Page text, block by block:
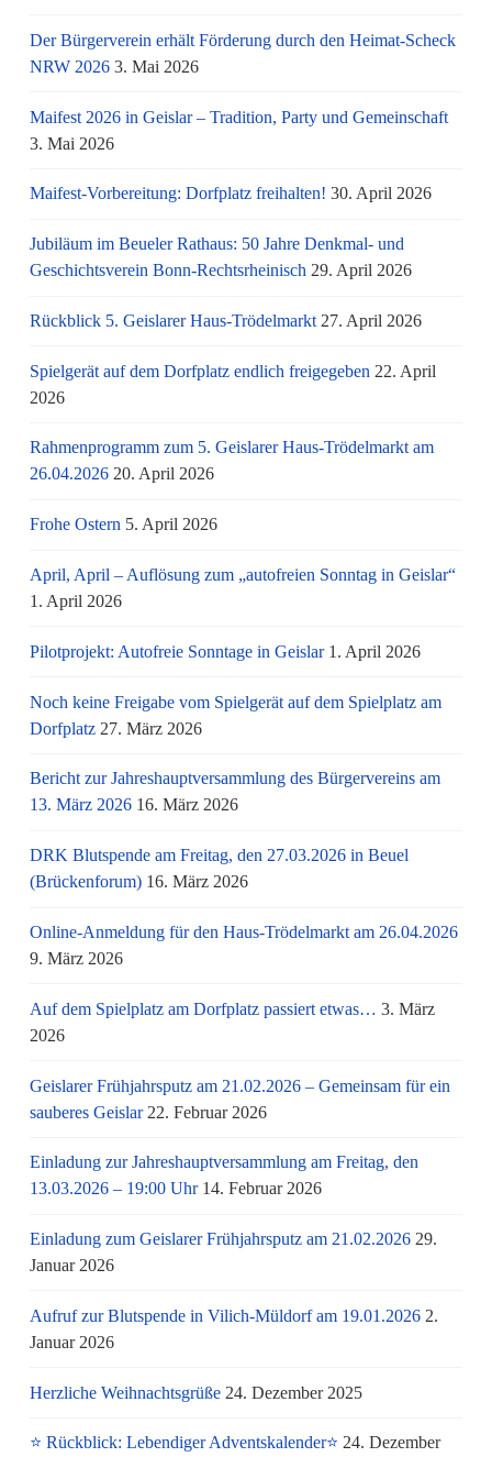
Der Bürgerverein erhält Förderung durch den Heimat-Scheck
NRW 2026 3. Mai 2026
Maifest 2026 in Geislar – Tradition, Party und Gemeinschaft
3. Mai 2026
Maifest-Vorbereitung: Dorfplatz freihalten! 30. April 2026
Jubiläum im Beueler Rathaus: 50 Jahre Denkmal- und
Geschichtsverein Bonn-Rechtsrheinisch 29. April 2026
Rückblick 5. Geislarer Haus-Trödelmarkt 27. April 2026
Spielgerät auf dem Dorfplatz endlich freigegeben 22. April
2026
Rahmenprogramm zum 5. Geislarer Haus-Trödelmarkt am
26.04.2026 20. April 2026
Frohe Ostern 5. April 2026
April, April – Auflösung zum „autofreien Sonntag in Geislar“
1. April 2026
Pilotprojekt: Autofreie Sonntage in Geislar 1. April 2026
Noch keine Freigabe vom Spielgerät auf dem Spielplatz am
Dorfplatz 27. März 2026
Bericht zur Jahreshauptversammlung des Bürgervereins am
13. März 2026 16. März 2026
DRK Blutspende am Freitag, den 27.03.2026 in Beuel
(Brückenforum) 16. März 2026
Online-Anmeldung für den Haus-Trödelmarkt am 26.04.2026
9. März 2026
Auf dem Spielplatz am Dorfplatz passiert etwas… 3. März
2026
Geislarer Frühjahrsputz am 21.02.2026 – Gemeinsam für ein
sauberes Geislar 22. Februar 2026
Einladung zur Jahreshauptversammlung am Freitag, den
13.03.2026 – 19:00 Uhr 14. Februar 2026
Einladung zum Geislarer Frühjahrsputz am 21.02.2026 29.
Januar 2026
Aufruf zur Blutspende in Vilich-Müldorf am 19.01.2026 2.
Januar 2026
Herzliche Weihnachtsgrüße 24. Dezember 2025
⭐ Rückblick: Lebendiger Adventskalender⭐ 24. Dezember